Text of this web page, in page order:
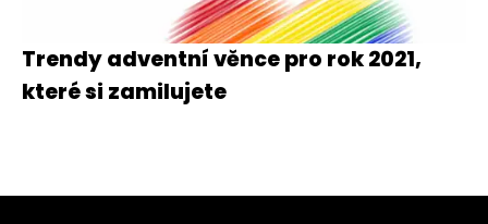
Trendy adventní věnce pro rok 2021,
které si zamilujete